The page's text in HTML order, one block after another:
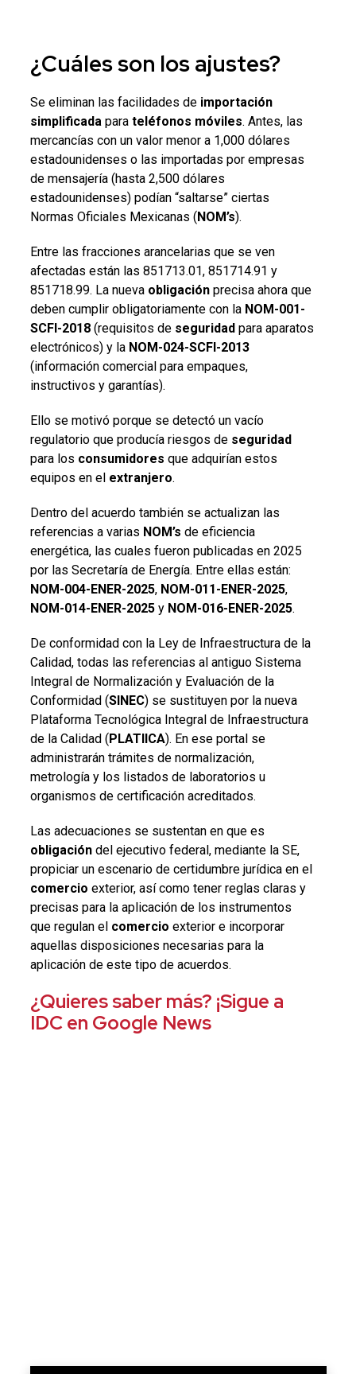
¿Cuáles son los ajustes?
Se eliminan las facilidades de importación
simplificada para teléfonos móviles. Antes, las
mercancías con un valor menor a 1,000 dólares
estadounidenses o las importadas por empresas
de mensajería (hasta 2,500 dólares
estadounidenses) podían “saltarse” ciertas
Normas Oficiales Mexicanas (NOM’s).
Entre las fracciones arancelarias que se ven
afectadas están las 851713.01, 851714.91 y
851718.99. La nueva obligaciónprecisa ahora que
deben cumplir obligatoriamente con la NOM-001-
SCFI-2018(requisitos de seguridadpara aparatos
electrónicos) y la NOM-024-SCFI-2013
(información comercial para empaques,
instructivos y garantías).
Ello se motivó porque se detectó un vacío
regulatorio que producía riesgos de seguridad
para los consumidores que adquirían estos
equipos en el extranjero.
Dentro del acuerdo también se actualizan las
referencias a varias NOM’s de eficiencia
energética, las cuales fueron publicadas en 2025
por las Secretaría de Energía. Entre ellas están:
NOM-004-ENER-2025, NOM-011-ENER-2025,
NOM-014-ENER-2025y NOM-016-ENER-2025.
De conformidad con la Ley de Infraestructura de la
Calidad, todas las referencias al antiguo Sistema
Integral de Normalización y Evaluación de la
Conformidad (SINEC) se sustituyen por la nueva
Plataforma Tecnológica Integral de Infraestructura
de la Calidad (PLATIICA). En ese portal se
administrarán trámites de normalización,
metrología y los listados de laboratorios u
organismos de certificación acreditados.
Las adecuaciones se sustentan en que es
obligacióndel ejecutivo federal, mediante la SE,
propiciar un escenario de certidumbre jurídica en el
comercio exterior, así como tener reglas claras y
precisas para la aplicación de los instrumentos
que regulan el comercio exterior e incorporar
aquellas disposiciones necesarias para la
aplicación de este tipo de acuerdos.
¿Quieres saber más? ¡Sigue a
IDC en Google News